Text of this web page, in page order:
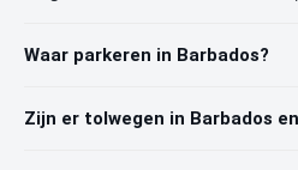
Waar parkeren in Barbados?
Zijn er tolwegen in Barbados